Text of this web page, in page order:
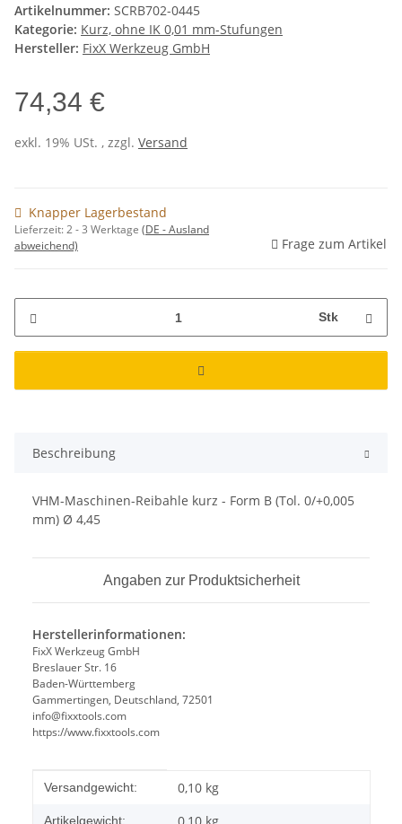
Artikelnummer: SCRB702-0445
Kategorie: Kurz, ohne IK 0,01 mm-Stufungen
Hersteller: FixX Werkzeug GmbH
74,34 €
exkl. 19% USt. , zzgl. Versand
Knapper Lagerbestand
Lieferzeit:2 - 3 Werktage (DE - Ausland
abweichend)
Frage zum Artikel
Stk
Beschreibung
VHM-Maschinen-Reibahle kurz - Form B (Tol. 0/+0,005
mm) Ø 4,45
Angaben zur Produktsicherheit
Herstellerinformationen:
FixX Werkzeug GmbH
Breslauer Str. 16
Baden-Württemberg
Gammertingen, Deutschland, 72501
info@fixxtools.com
https://www.fixxtools.com
Produkteigenschaft
Wert
Versandgewicht: 0,10 kg
Artikelgewicht: